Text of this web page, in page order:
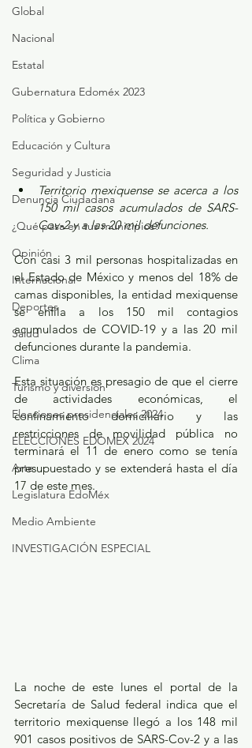
Global
Nacional
Estatal
Gubernatura Edoméx 2023
Política y Gobierno
Educación y Cultura
Seguridad y Justicia
Denuncia Ciudadana
¿Qué pasa en tus municipios?
Opinión
Internacional
Deportes
Salud
Clima
Turismo y diversión
Elecciones presidenciales 2024
ELECCIONES EDOMEX 2024
Arte
Legislatura EdoMéx
Medio Ambiente
INVESTIGACIÓN ESPECIAL
Territorio mexiquense se acerca a los
150 mil casos acumulados de SARS-
Cov-2 y a las 20 mil defunciones.
Con casi 3 mil personas hospitalizadas en
el Estado de México y menos del 18% de
camas disponibles, la entidad mexiquense
se enfila a los 150 mil contagios
acumulados de COVID-19 y a las 20 mil
defunciones durante la pandemia.
Esta situación es presagio de que el cierre
de actividades económicas, el
confinamiento domiciliario y las
restricciones de movilidad pública no
terminará el 11 de enero como se tenía
presupuestado y se extenderá hasta el día
17 de este mes.
La noche de este lunes el portal de la
Secretaría de Salud federal indica que el
territorio mexiquense llegó a los 148 mil
901 casos positivos de SARS-Cov-2 y a las